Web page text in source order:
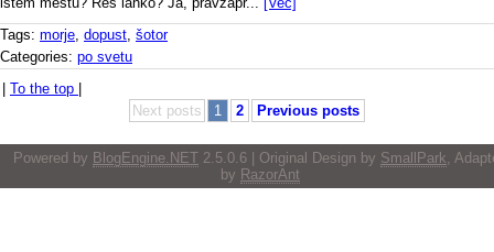
Tags: morje, dopust, šotor
Categories: po svetu
To the top
Next posts
1 2 Previous posts
Powered by BlogEngine.NET 2.5.0.6 | Original Design by SmallPark,
by RazorAnt